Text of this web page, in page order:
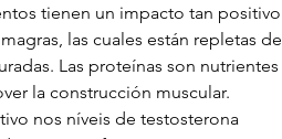
tienen un impacto tan positivo
las cuales están repletas de
Las proteínas son nutrientes
la construcción muscular.
nos níveis de testosterona